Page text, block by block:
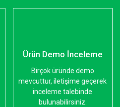
Ürün Demo İnceleme
Birçok üründe demo
mevcuttur, iletişime geçerek
inceleme talebinde
bulunabilirsiniz.